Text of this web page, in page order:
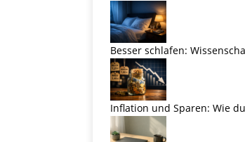
Besser schlafen:
Inflation und Sparen: Wie